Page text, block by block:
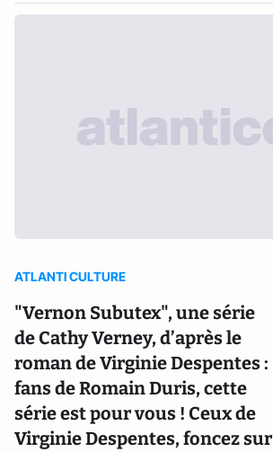
ATLANTI CULTURE
"Vernon Subutex", une série
de Cathy Verney, d’après le
roman de Virginie Despentes :
fans de Romain Duris, cette
série est pour vous ! Ceux de
Virginie Despentes, foncez sur